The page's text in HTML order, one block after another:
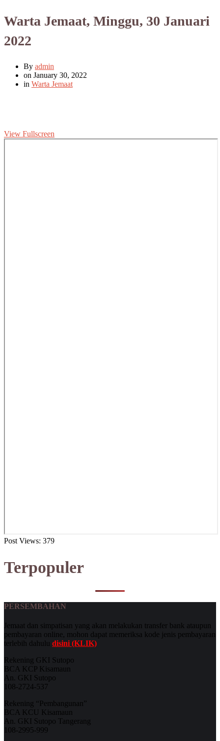
Warta Jemaat, Minggu, 30 Januari
2022
By admin
on January 30, 2022
in Warta Jemaat
View Fullscreen
Post Views: 379
Terpopuler
PERSEMBAHAN
Jemaat dan simpatisan yang akan melakukan transfer bank ataupun
pembayaran online, mohon dapat memeriksa kode jenis pembayaran
terlebih dahulu disini (KLIK)
Rekening GKI Sutopo
BCA KCP Kisamaun
An. GKI Sutopo
108-2724-537
Rekening “Pembangunan”
BCA KCU Kisamaun
An. GKI Sutopo Tangerang
108-2995-999